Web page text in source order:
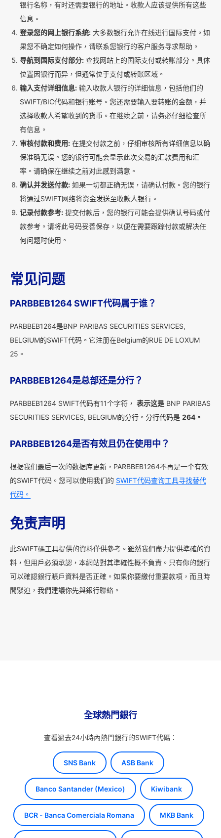
银行名称，有时还需要银行的地址。收款人应该提供所有这些
信息。
登录您的网上银行系统: 大多数银行允许在线进行国际支付。如
果您不确定如何操作，请联系您银行的客户服务寻求帮助。
导航到国际支付部分: 查找网站上的国际支付或转账部分。具体
位置因银行而异，但通常位于支付或转账区域。
输入支付详细信息: 输入收款人银行的详细信息，包括他们的
SWIFT/BIC代码和银行账号。您还需要输入要转账的金额，并
选择收款人希望收到的货币。在继续之前，请务必仔细检查所
有信息。
审核付款和费用: 在提交付款之前，仔细审核所有详细信息以确
保准确无误。您的银行可能会显示此次交易的汇款费用和汇
率。请确保在继续之前对此感到满意。
确认并发送付款: 如果一切都正确无误，请确认付款。您的银行
将通过SWIFT网络将资金发送至收款人银行。
记录付款参考: 提交付款后，您的银行可能会提供确认号码或付
款参考。请将此号码妥善保存，以便在需要跟踪付款或解决任
何问题时使用。
常见问题
PARBBEB1264 SWIFT代码属于谁？
PARBBEB1264是BNP PARIBAS SECURITIES SERVICES,
BELGIUM的SWIFT代码。它注册在Belgium的RUE DE LOXUM
25。
PARBBEB1264是总部还是分行？
PARBBEB1264 SWIFT代码有11个字符， 表示这是 BNP PARIBAS
SECURITIES SERVICES, BELGIUM的分行。分行代码是 264。
PARBBEB1264是否有效且仍在使用中？
根据我们最后一次的数据库更新，PARBBEB1264不再是一个有效
的SWIFT代码。您可以使用我们的 SWIFT代码查询工具寻找替代
代码。
免责声明
此SWIFT碼工具提供的資料僅供參考。雖然我們盡力提供準確的資
料，但用戶必須承認，本網站對其準確性概不負責。只有你的銀行
可以確認銀行賬戶資料是否正確。如果你要繳付重要款項，而且時
間緊迫，我們建議你先與銀行聯絡。
全球熱門銀行
查看過去24小時內熱門銀行的SWIFT代碼：
SNS Bank ASB Bank
Banco Santander (Mexico) Kiwibank
BCR - Banca Comerciala Romana MKB Bank